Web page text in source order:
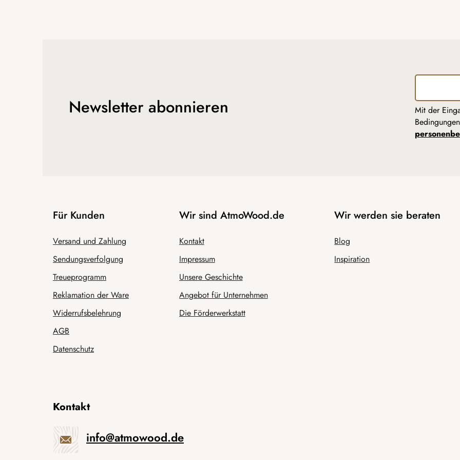
Newsletter abonnieren
Mit der
Für Kunden
Versand und Zahlung
Sendungsverfolgung
Treueprogramm
Reklamation der Ware
Widerrufsbelehrung
AGB
Datenschutz
Wir sind AtmoWood.de
Kontakt
Impressum
Unsere Geschichte
Angebot für Unternehmen
Die Förderwerkstatt
Wir werden sie beraten
Blog
Inspiration
Kontakt
info@atmowood.de